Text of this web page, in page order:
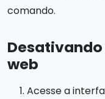
comando.
Desativando
web
Acesse a